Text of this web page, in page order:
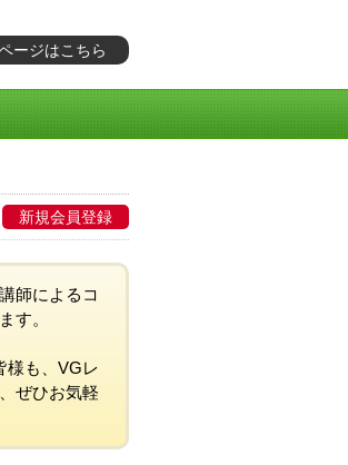
ージはこちら
新規会員登録
師によるコ
す。
様も、VGレ
ぜひお気軽